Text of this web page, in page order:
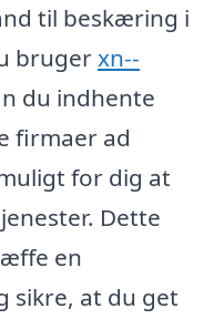
til beskæring i
brugerxn--
du indhente
firmaer ad
for dig at
Dette
en
sikre, at du get